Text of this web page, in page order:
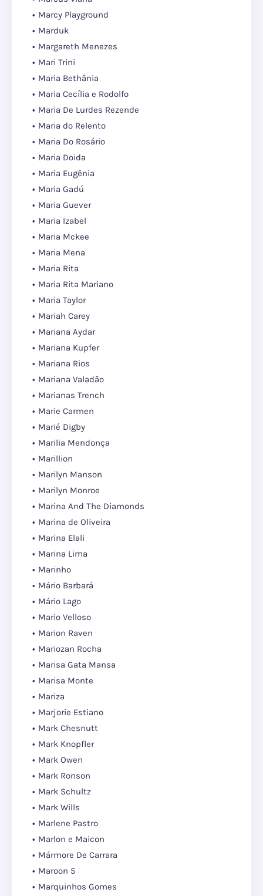
Marcy Playground
Marduk
Margareth Menezes
Mari Trini
Maria Bethânia
Maria Cecília e Rodolfo
Maria De Lurdes Rezende
Maria do Relento
Maria Do Rosário
Maria Doida
Maria Eugênia
Maria Gadú
Maria Guever
Maria Izabel
Maria Mckee
Maria Mena
Maria Rita
Maria Rita Mariano
Maria Taylor
Mariah Carey
Mariana Aydar
Mariana Kupfer
Mariana Rios
Mariana Valadão
Marianas Trench
Marie Carmen
Marié Digby
Marilia Mendonça
Marillion
Marilyn Manson
Marilyn Monroe
Marina And The Diamonds
Marina de Oliveira
Marina Elali
Marina Lima
Marinho
Mário Barbará
Mário Lago
Mario Velloso
Marion Raven
Mariozan Rocha
Marisa Gata Mansa
Marisa Monte
Mariza
Marjorie Estiano
Mark Chesnutt
Mark Knopfler
Mark Owen
Mark Ronson
Mark Schultz
Mark Wills
Marlene Pastro
Marlon e Maicon
Mármore De Carrara
Maroon 5
Marquinhos Gomes